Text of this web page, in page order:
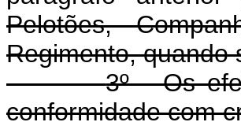
Pelotões,
Regimento, quando
3º - Os
conformidade com